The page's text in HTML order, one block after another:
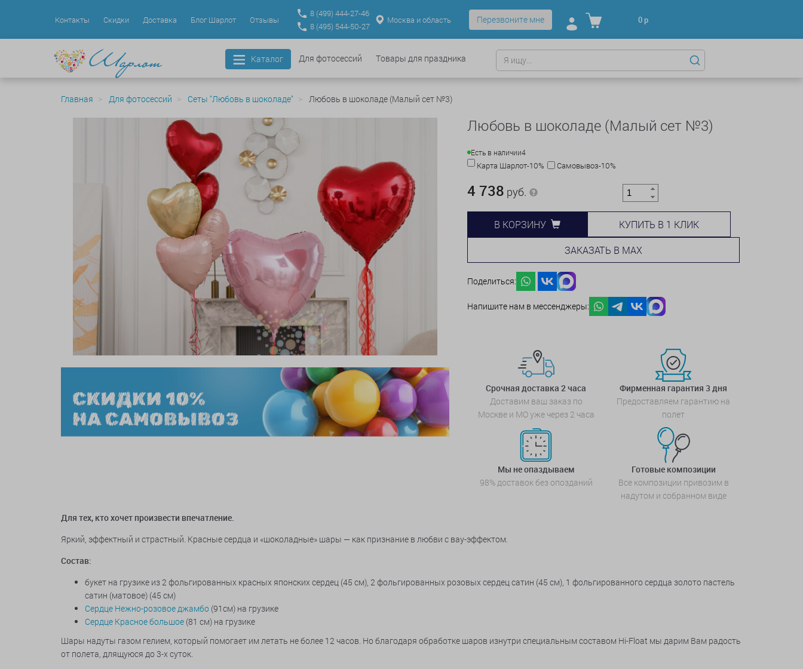
Контакты Скидки Доставка Блог Шарлот Отзывы
8 (499) 444-27-46
8 (495) 544-50-27
Москва и область Перезвоните мне 0р
Каталог Для фотосессий Товары для праздника
Главная Для фотосессий Сеты "Любовь в шоколаде" Любовь в шоколаде (Малый сет №3)
Любовь в шоколаде (Малый сет №3)
Есть в наличии4
Карта Шарлот-10% Самовывоз-10%
4 738 руб.
В КОРЗИНУ КУПИТЬ В 1 КЛИК
ЗАКАЗАТЬ В MAX
Поделиться:
Напишите нам в мессенджеры:
Срочная доставка 2 часа
Доставим ваш заказ по
Москве и МО уже через 2 часа
Фирменная гарантия 3 дня
Предоставляем гарантию на
полет
Мы не опаздываем
98% доставок без опозданий
Готовые композиции
Все композиции привозим в
надутом и собранном виде
Для тех, кто хочет произвести впечатление.
Яркий, эффектный и страстный. Красные сердца и «шоколадные» шары — как признание в любви с вау-эффектом.
Состав:
букет на грузике из 2 фольгированных красных японских сердец (45 см), 2 фольгированных розовых сердец сатин (45 см), 1 фольгированного сердца золото пастель
сатин (матовое) (45 см)
Сердце Нежно-розовое джамбо (91см) на грузике
Сердце Красное большое (81 см) на грузике
Шары надуты газом гелием, который помогает им летать не более 12 часов. Но благодаря обработке шаров изнутри специальным составом Hi-Float мы дарим Вам радость
от полета, длящуюся до 3-х суток.